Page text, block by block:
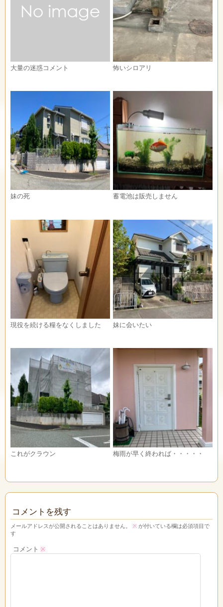
大量の迷惑コメント 怖いシロアリ
妹の死 蓄電池は販売しません
現役を続ける糧をなくしました 妹に会いたい
これがクラウン 梅雨が早く終われば・・・・・
コメントを残す
メールアドレスが公開されることはありません。 ※ が付いている欄は必須項目で
す
コメント ※